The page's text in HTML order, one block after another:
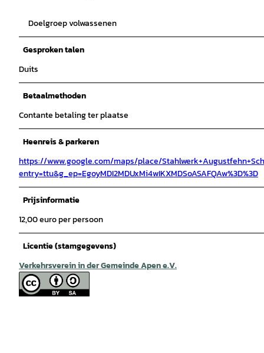
Doelgroep volwassenen
Gesproken talen
Duits
Betaalmethoden
Contante betaling ter plaatse
Heenreis & parkeren
https://www.google.com/maps/place/
entry=ttu&g_ep=EgoyMDI2MDUxMi4wIKXMDSoASAFQAw%3D%3D
Prijsinformatie
12,00 euro per persoon
Licentie (stamgegevens)
Verkehrsverein in der Gemeinde Apen e.V.